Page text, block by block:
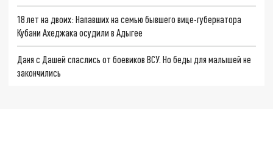
18 лет на двоих: Напавших на семью бывшего вице-губернатора
Кубани Ахеджака осудили в Адыгее
Даня с Дашей спаслись от боевиков ВСУ. Но беды для малышей не
закончились